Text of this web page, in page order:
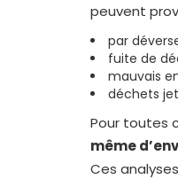
peuvent
par
fuite de
mauvais
déchets
Pour toutes
même
Ces